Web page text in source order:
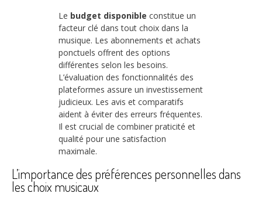
Le budget disponible constitue un
facteur clé dans tout choix dans la
musique. Les abonnements et achats
ponctuels offrent des options
différentes selon les besoins.
L’évaluation des fonctionnalités des
plateformes assure un investissement
judicieux. Les avis et comparatifs
aident à éviter des erreurs fréquentes.
Il est crucial de combiner praticité et
qualité pour une satisfaction
maximale.
L’importance des préférences personnelles dans
les choix musicaux